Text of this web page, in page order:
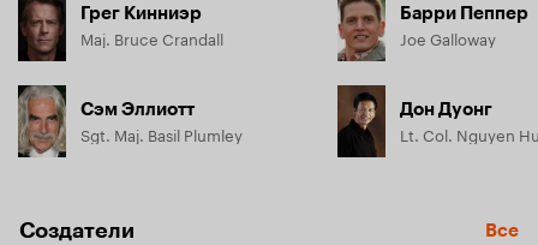
Грег Кинниэр
Maj. Bruce Crandall
Сэм Эллиотт
Sgt. Maj. Basil Plumley
Барри Пеппер
Joe Galloway
Дон Дуонг
Lt. Col. Nguyen
Создатели Все